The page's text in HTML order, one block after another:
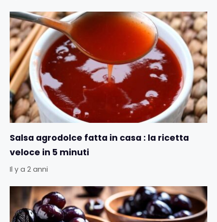
Salsa agrodolce fatta in casa : la ricetta
veloce in 5 minuti
Il y a 2 anni